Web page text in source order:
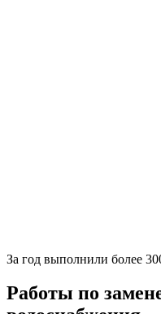
За год выполнили более
Работы по